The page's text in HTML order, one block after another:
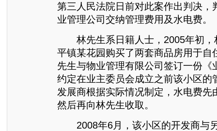
第三人民法院日前对此案作出判决，
业管理公司交纳管理费用及水电费。
林先生系日籍人士，2005年初，
平镇某花园购买了两套商品房用于自
先生与物业管理有限公司签订一份《
约定在业主委员会成立之前该小区的
发展商根据实际情况制定，水电费先
然后再向林先生收取。
2008年6月，该小区的开发商与